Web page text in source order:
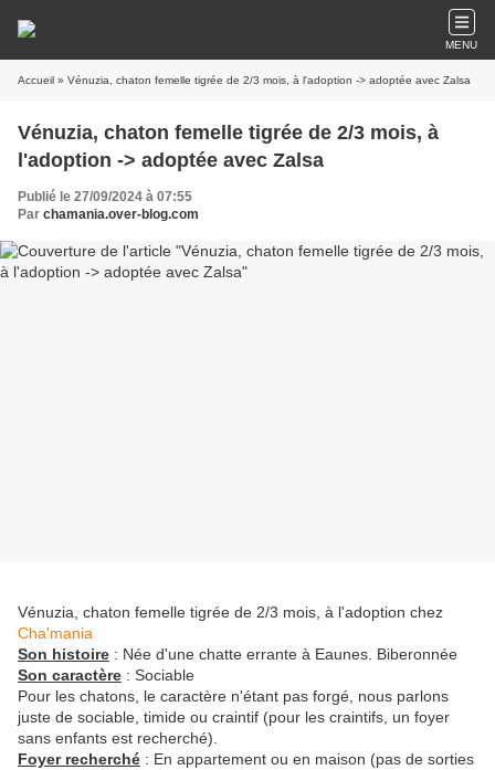
MENU
Accueil » Vénuzia, chaton femelle tigrée de 2/3 mois, à l'adoption -> adoptée avec Zalsa
Vénuzia, chaton femelle tigrée de 2/3 mois, à
l'adoption -> adoptée avec Zalsa
Publié le 27/09/2024 à 07:55
Par chamania.over-blog.com
Vénuzia, chaton femelle tigrée de 2/3 mois, à l'adoption chez
Cha'mania
Son histoire : Née d'une chatte errante à Eaunes. Biberonnée
Son caractère : Sociable
Pour les chatons, le caractère n'étant pas forgé, nous parlons
juste de sociable, timide ou craintif (pour les craintifs, un foyer
sans enfants est recherché).
Foyer recherché : En appartement ou en maison (pas de sorties